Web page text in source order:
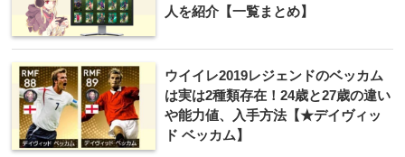
人を紹介【一覧まとめ】
ウイイレ2019レジェンドのベッカム
は実は2種類存在！24歳と27歳の違い
や能力値、入手方法【★デイヴィッ
ド ベッカム】